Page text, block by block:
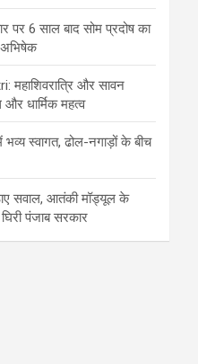
पर 6 साल बाद सोम प्रदोष का
अभिषेक
और सावन
और धार्मिक महत्व
स्वागत, ढोल-नगाड़ों के बीच
सवाल, आतंकी मॉड्यूल के
पंजाब सरकार